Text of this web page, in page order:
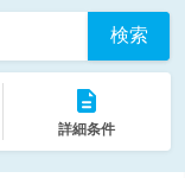
検索
詳細条件